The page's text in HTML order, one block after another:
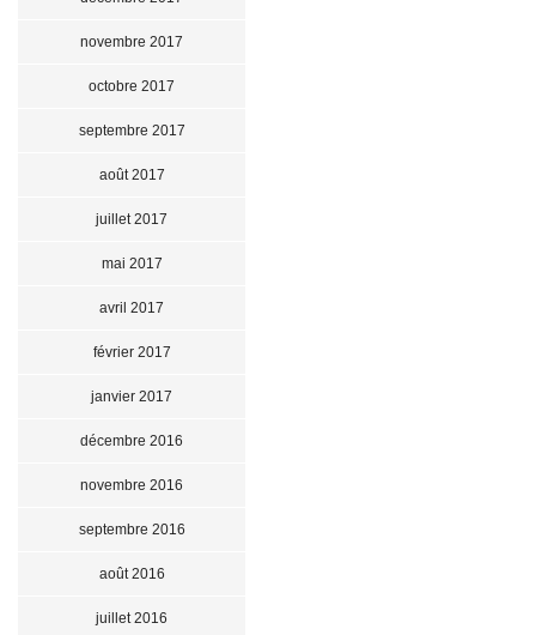
novembre 2017
octobre 2017
septembre 2017
août 2017
juillet 2017
mai 2017
avril 2017
février 2017
janvier 2017
décembre 2016
novembre 2016
septembre 2016
août 2016
juillet 2016